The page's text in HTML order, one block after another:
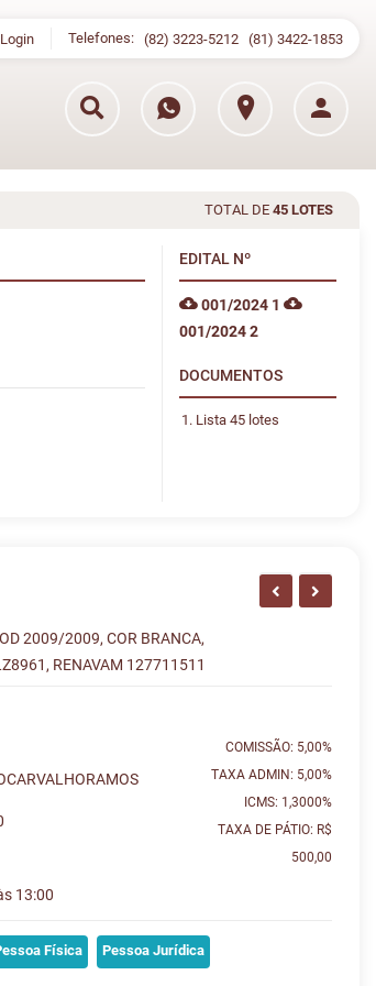
Login Telefones: (82) 3223-5212 (81) 3422-1853
TOTAL DE 45 LOTES
EDITAL Nº
001/2024 1
001/2024 2
DOCUMENTOS
Lista 45 lotes
2009/2009, COR BRANCA,
RENAVAM 127711511
13:00
COMISSÃO: 5,00%
TAXA ADMIN: 5,00%
ICMS: 1,3000%
TAXA DE PÁTIO: R$
500,00
Física Pessoa Jurídica